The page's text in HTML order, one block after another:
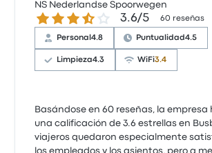
NS Nederlandse Spoorwegen
3.6 sobre 5 estrellas
3.6/5 60 reseñas
Personal4.8 Puntualidad4.5
Limpieza4.3 WiFi3.4
Basándose en 60 reseñas, la
una calificación de 3.6 estrellas en
viajeros quedaron especialmente
los empleados y los asientos, pero a